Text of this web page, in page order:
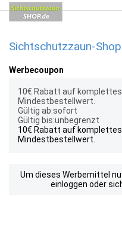
Sichtschutzzaun-
Werbecoupon
10€ Rabatt auf
Mindestbestellwert.
Gültig ab:sofort
Gültig bis:unbegrenzt
10€ Rabatt auf
Mindestbestellwert.
Um dieses Werbemittel
einloggen oder